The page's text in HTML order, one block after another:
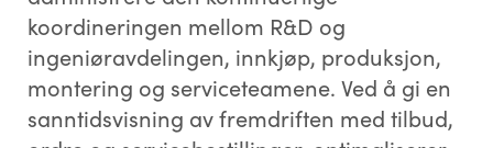
koordineringen mellom R&D og
ingeniøravdelingen, innkjøp, produksjon,
montering og serviceteamene. Ved å gi en
sanntidsvisning av fremdriften med tilbud,